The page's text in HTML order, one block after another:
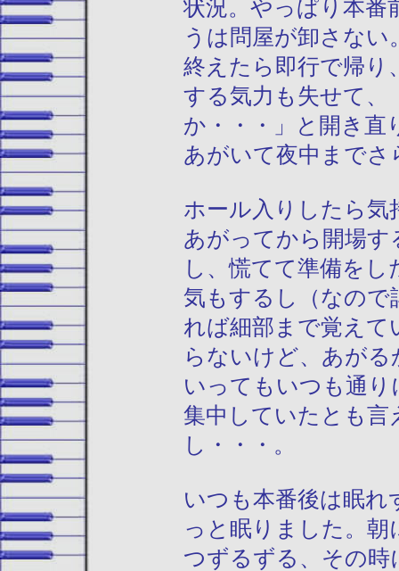
状況。やっぱり本番
うは問屋が卸さな
終えたら即行で帰り
する気力も失せて、
か・・・」と開き直
あがいて夜中まで
ホール入りしたら
あがってから開場
し、慌てて準備を
気もするし（なので
れば細部まで覚え
らないけど、あが
いってもいつも通
集中していたとも言
し・・・。
いつも本番後は眠
っと眠りました。
つずるずる、その